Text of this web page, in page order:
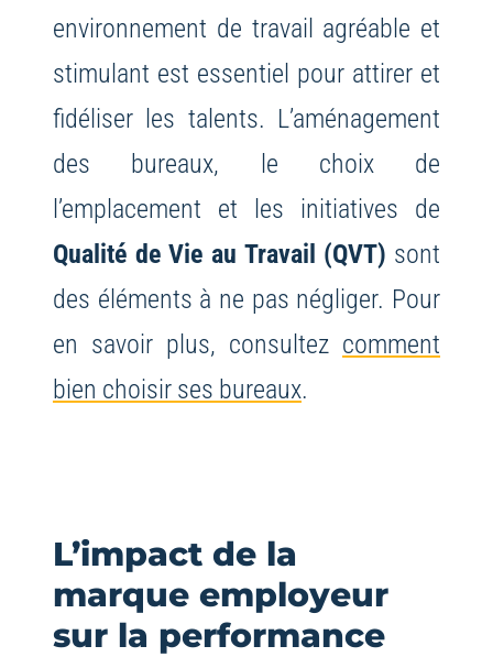
environnement de travail agréable et
stimulant est essentiel pour attirer et
fidéliser les talents. L’aménagement
des bureaux, le choix de
l’emplacement et les initiatives de
Qualité de Vie au Travail (QVT) sont
des éléments à ne pas négliger. Pour
en savoir plus, consultez comment
bien choisir ses bureaux.
L’impact de la
marque employeur
sur la performance